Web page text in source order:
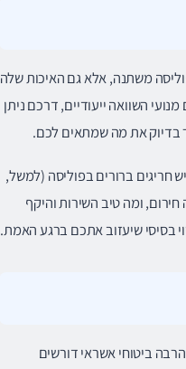
משתנה, אלא גם האיכות שלה
השוואה ייעודיים, דרכם ניתן
בדיוק את מה שמתאים לכם.
חריגים ברורים בפוליסה (למשל,
ומה טיב השירות והיקף
בסיסי שיעזוב אתכם ברגע האמת.
ביטוחי אשראי דורשים